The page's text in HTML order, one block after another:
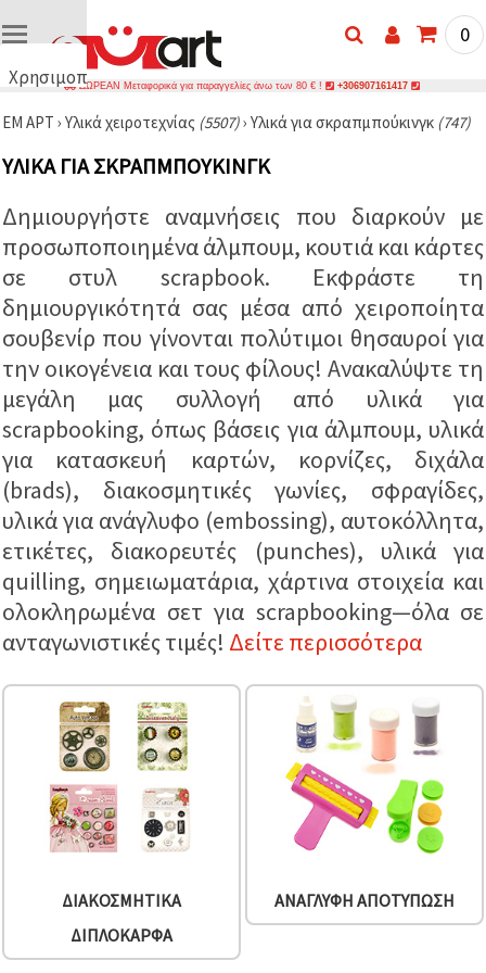
Χρησιμοποιούμε
🍪
cookies και
για να
διασφαλίσουμε
τη σωστή
του
ιστότοπου,
να
βελτιώσουμε
εμπειρία
σας και, με
τη
συγκατάθεσή
σας, να
αναλύουμε
την
επισκεψιμότητα
και να
προβάλλουμε
πιο σχετικό
περιεχόμενο
και
διαφημίσεις,
μεταξύ
άλλων με
τη βοήθεια
συνεργατών
αναλύσεις
μάρκετινγκ.
Μπορείτε
συμφωνήσετε
χρησιμοποιήσετε
κάνοντας
Ή
0
ΔΩΡΕΑΝ Μεταφορικά για παραγγελίες άνω των 80 € ! +306907161417
ΕΜ ΑΡΤ › Υλικά χειροτεχνίας (5507)› Υλικά για σκραπμπούκινγκ (747)
ΥΛΙΚΆ ΓΙΑ ΣΚΡΑΠΜΠΟΎΚΙΝΓΚ
Δημιουργήστε αναμνήσεις που διαρκούν με
προσωποποιημένα άλμπουμ, κουτιά και κάρτες
σε στυλ scrapbook. Εκφράστε τη
δημιουργικότητά σας μέσα από χειροποίητα
σουβενίρ που γίνονται πολύτιμοι θησαυροί για
την οικογένεια και τους φίλους! Ανακαλύψτε τη
μεγάλη μας συλλογή από υλικά για
scrapbooking, όπως βάσεις για άλμπουμ, υλικά
για κατασκευή καρτών, κορνίζες, διχάλα
(brads), διακοσμητικές γωνίες, σφραγίδες,
υλικά για ανάγλυφο (embossing), αυτοκόλλητα,
ετικέτες, διακορευτές (punches), υλικά για
quilling, σημειωματάρια, χάρτινα στοιχεία και
ολοκληρωμένα σετ για scrapbooking—όλα σε
ανταγωνιστικές τιμές! Δείτε περισσότερα
ΔΙΑΚΟΣΜΗΤΙΚΆ
ΔΙΠΛΌΚΑΡΦΑ
ΑΝΆΓΛΥΦΗ ΑΠΟΤΎΠΩΣΗ